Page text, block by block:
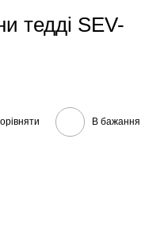
тедді SEV-
В бажання